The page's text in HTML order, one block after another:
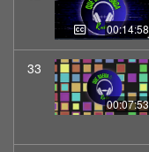
00:14:58
33
00:07:53